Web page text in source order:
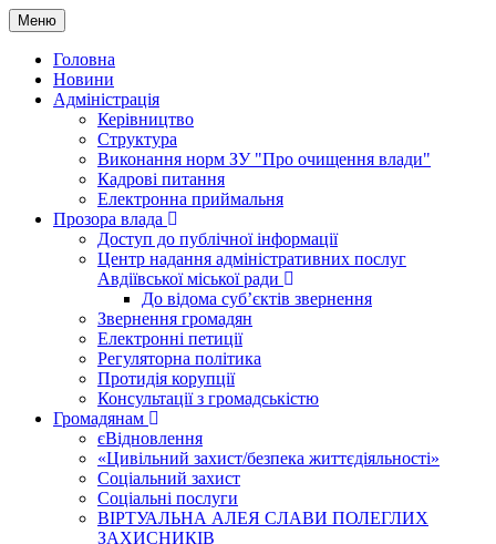
Меню
Головна
Новини
Адміністрація
Керівництво
Структура
Виконання норм ЗУ "Про очищення влади"
Кадрові питання
Електронна приймальня
Прозора влада
Доступ до публічної інформації
Центр надання адміністративних послуг
Авдіївської міської ради
До відома суб’єктів звернення
Звернення громадян
Електронні петиції
Регуляторна політика
Протидія корупції
Консультації з громадськістю
Громадянам
єВідновлення
«Цивільний захист/безпека життєдіяльності»
Соціальний захист
Соціальні послуги
ВІРТУАЛЬНА АЛЕЯ СЛАВИ ПОЛЕГЛИХ
ЗАХИСНИКІВ